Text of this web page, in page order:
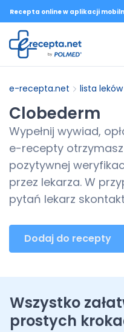
Recepta online w aplikacji
e-recepta.net lista leków
Clobederm
Wypełnij wywiad,
e-recepty otrzymasz
pozytywnej
przez lekarza. W
pytań lekarz
Dodaj do recepty
Wszystko
prostych